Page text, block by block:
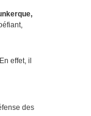
effet, il
des